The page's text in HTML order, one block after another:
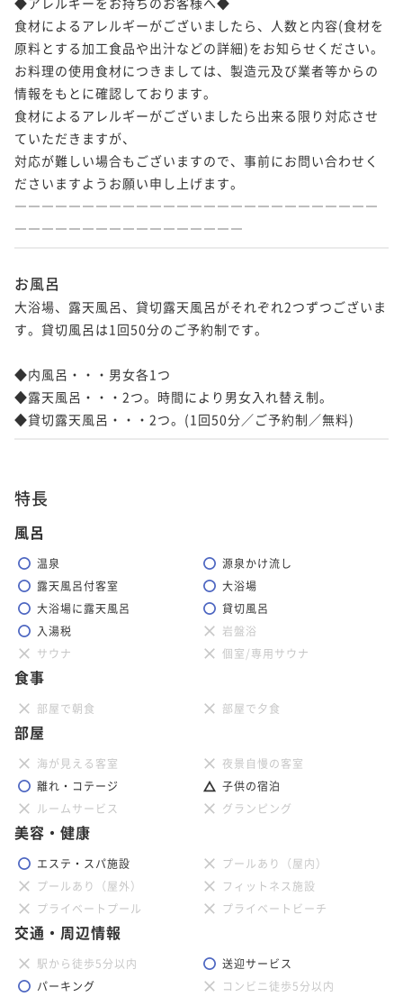
食材によるアレルギーがございましたら、人数と内容(食材を
原料とする加工食品や出汁などの詳細)をお知らせください。
お料理の使用食材につきましては、製造元及び業者等からの
情報をもとに確認しております。
食材によるアレルギーがございましたら出来る限り対応させ
ていただきますが、
対応が難しい場合もございますので、事前にお問い合わせく
ださいますようお願い申し上げます。
―――――――――――――――――――――――――――
―――――――――――――――――
お風呂
大浴場、露天風呂、貸切露天風呂がそれぞれ2つずつございま
す。貸切風呂は1回50分のご予約制です。
◆内風呂・・・男女各1つ
◆露天風呂・・・2つ。時間により男女入れ替え制。
◆貸切露天風呂・・・2つ。(1回50分／ご予約制／無料)
特長
風呂
温泉
源泉かけ流し
露天風呂付客室
大浴場
大浴場に露天風呂
貸切風呂
入湯税
岩盤浴
サウナ
個室/専用サウナ
食事
部屋で朝食 部屋で夕食
部屋
海が見える客室
夜景自慢の客室
離れ・コテージ
子供の宿泊
ルームサービス
グランピング
美容・健康
エステ・スパ施設
プールあり（屋内）
プールあり（屋外）
フィットネス施設
プライベートプール
プライベートビーチ
交通・周辺情報
駅から徒歩5分以内
送迎サービス
パーキング
コンビニ徒歩5分以内